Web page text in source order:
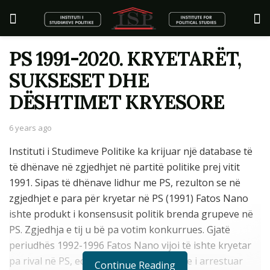
PS 1991-2020. KRYETARËT,
SUKSESET DHE
DËSHTIMET KRYESORE
6 years ago
Instituti i Studimeve Politike ka krijuar një database të
të dhënave në zgjedhjet në partitë politike prej vitit
1991. Sipas të dhënave lidhur me PS, rezulton se në
zgjedhjet e para për kryetar në PS (1991) Fatos Nano
ishte produkt i konsensusit politik brenda grupeve në
PS. Zgjedhja e tij u bë pa votim konkurrues. Gjatë
periudhës 1992-1996 Fatos Nano vijoi të ishte kryetar
pa rival në PS, edhe për shkak se ai ishte i arrestuar
Continue Reading